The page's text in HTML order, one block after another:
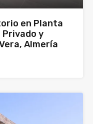
en Planta
Privado y
Almería